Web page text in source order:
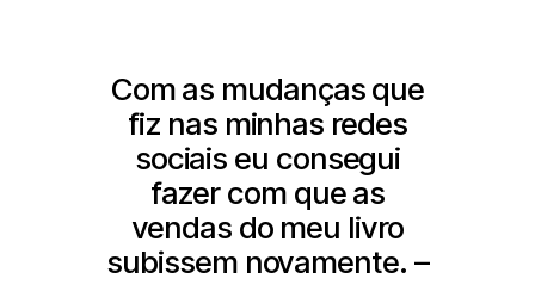
Com as mudanças que
fiz nas minhas redes
sociais eu consegui
fazer com que as
vendas do meu livro
subissem novamente. –